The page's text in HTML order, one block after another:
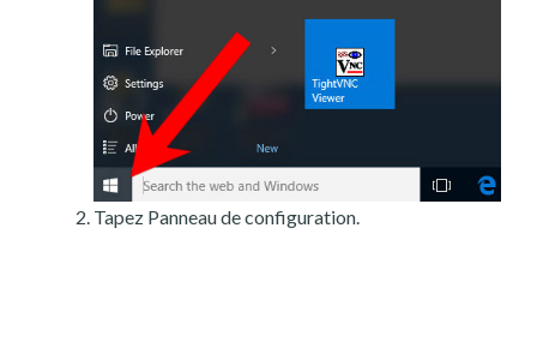
Tapez Panneau de configuration.